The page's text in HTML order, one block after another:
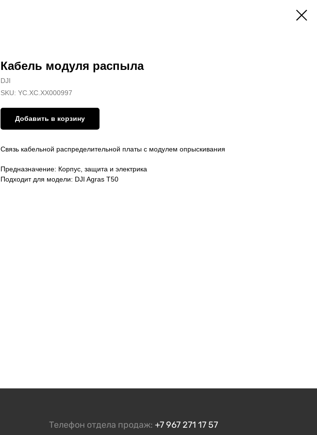
Кабель модуля распыла
DJI
SKU: YC.XC.XX000997
Добавить в корзину
Связь кабельной распределительной платы с модулем опрыскивания
Предназначение: Корпус, защита и электрика
Подходит для модели: DJI Agras T50
Телефон отдела продаж: +7 967 271 17 57